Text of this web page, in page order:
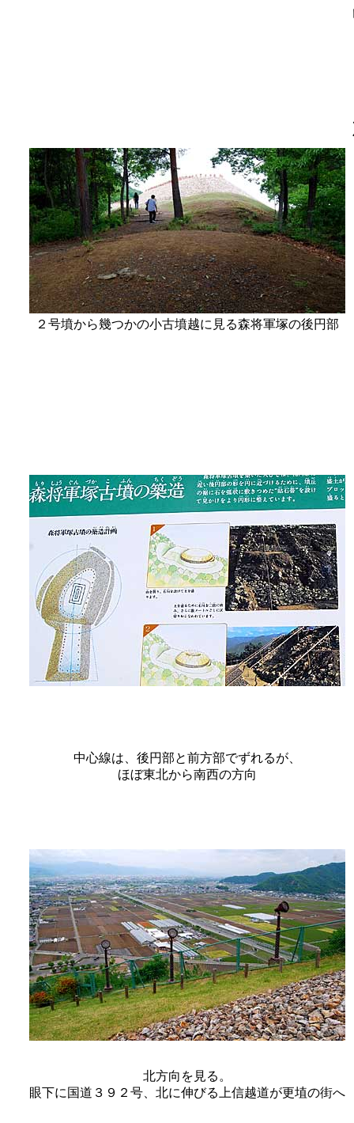
２号墳から幾つかの小古墳越に見る森将軍塚の後円部
中心線は、後円部と前方部でずれるが、
ほぼ東北から南西の方向
北方向を見る。
眼下に国道３９２号、北に伸びる上信越道が更埴の街へ